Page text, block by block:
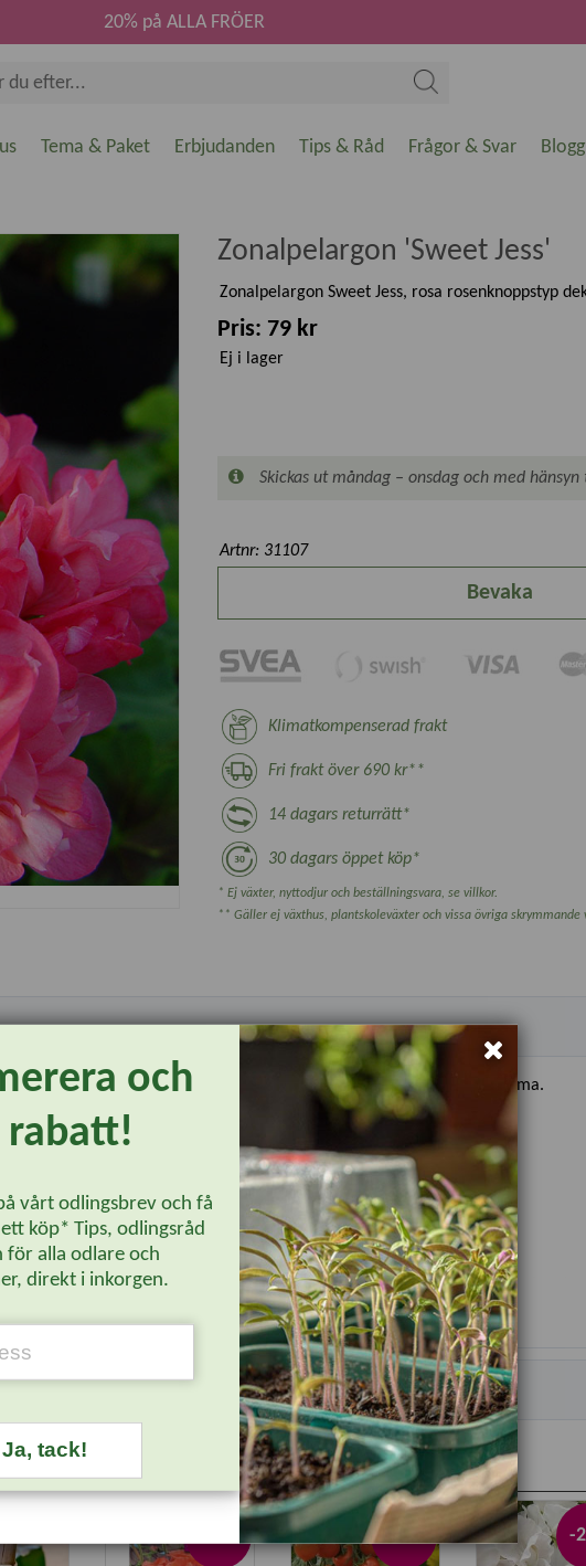
20% på ALLA FRÖER
Tema & Paket Erbjudanden Tips & Råd Frågor & Svar Blogg
Zonalpelargon 'Sweet Jess'
Zonalpelargon Sweet Jess, rosa rosenknoppstyp
Pris: 79 kr
Ej i lager
Skickas ut måndag – onsdag och med
Artnr: 31107
Bevaka
Klimatkompenserad frakt
Fri frakt över 690 kr**
14 dagars returrätt*
30 dagars öppet köp*
* Ej växter, nyttodjur och beställningsvara, se villkor.
** Gäller ej växthus, plantskoleväxter och vissa övriga skrymmande
har en ljusare rosa ton vilket bidrar till en än mer attraktiv blomma.
vid ljusare placering.
säsongen. Vissa sorter fylls på efterhand. Finns inte sorten inne just nu
-20% -
och
rabatt!
vårt odlingsbrev och få
köp* Tips, odlingsråd
för alla odlare och
direkt i inkorgen.
Ja, tack!